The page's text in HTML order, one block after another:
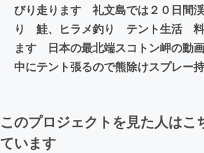
びり走ります 礼文島では２０日間
り 鮭、ヒラメ釣り テント生活 料
ます 日本の最北端スコトン岬の動
中にテント張るので熊除けスプレー
このプロジェクトを見た人はこ
ています